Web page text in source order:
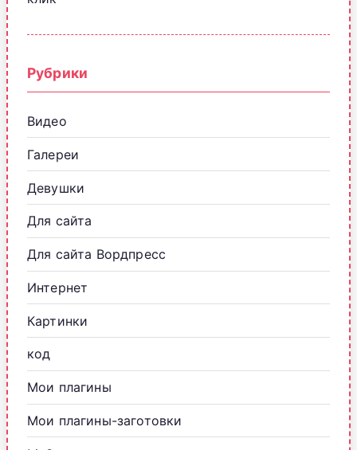
Рубрики
Видео
Галереи
Девушки
Для сайта
Для сайта Вордпресс
Интернет
Картинки
код
Мои плагины
Мои плагины-заготовки